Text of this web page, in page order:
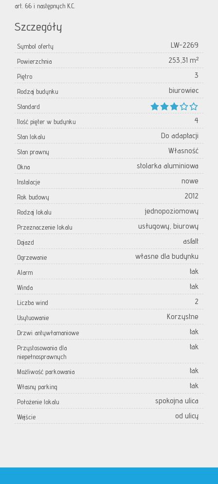
art. 66 i następnych K.C.
Szczegóły
Symbol oferty LW-2269
Powierzchnia 253,31 m²
Piętro 3
Rodzaj budynku biurowiec
Standard
Ilość pięter w budynku
4
Stan lokalu Do adaptacji
Stan prawny Własność
Okna stolarka aluminiowa
Instalacje nowe
Rok budowy 2012
Rodzaj lokalu jednopoziomowy
Przeznaczenie lokalu usługowy, biurowy
Dojazd asfalt
Ogrzewanie własne dla budynku
Alarm tak
Winda tak
Liczba wind 2
Usytuowanie Korzystne
Drzwi antywłamaniowe tak
Przystosowania dla
niepełnosprawnych
tak
Możliwość parkowania tak
Własny parking tak
Położenie lokalu spokojna ulica
Wejście od ulicy